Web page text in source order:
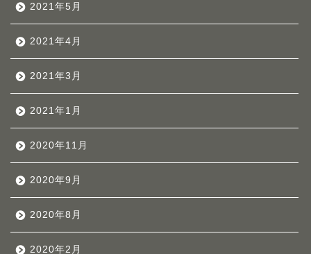
2021年5月
2021年4月
2021年3月
2021年1月
2020年11月
2020年9月
2020年8月
2020年2月